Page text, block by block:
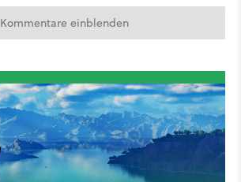
Kommentare einblenden